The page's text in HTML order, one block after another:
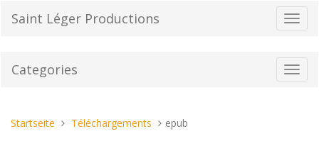
zumSaint Léger Productions
Categories
Sie
Startseite Téléchargements epub